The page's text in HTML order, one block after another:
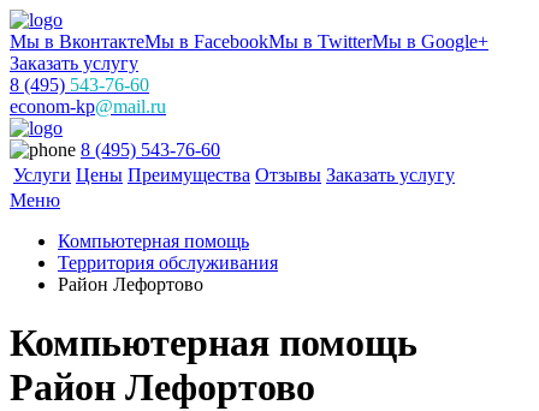
Мы в ВконтактеМы в FacebookМы в TwitterМы в Google+
Заказать услугу
8 (495) 543-76-60
econom-kp@mail.ru
8 (495) 543-76-60
Услуги Цены Преимущества Отзывы Заказать услугу
Меню
Компьютерная помощь
Территория обслуживания
Район Лефортово
Компьютерная помощь
Район Лефортово